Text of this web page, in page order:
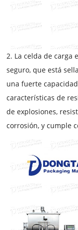
2. La celda de carga
seguro, que está
una fuerte
características de
de explosiones,
corrosión, y cumple